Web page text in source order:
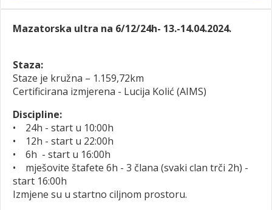
Mazatorska ultra na 6/12/24h- 13.-14.04.2024.
Staza:
Staze je kružna – 1.159,72km
Certificirana izmjerena - Lucija Kolić (AIMS)
Discipline:
• 24h - start u 10:00h
• 12h - start u 22:00h
• 6h - start u 16:00h
• mješovite štafete 6h - 3 člana (svaki clan trči 2h) -
start 16:00h
Izmjene su u startno ciljnom prostoru.